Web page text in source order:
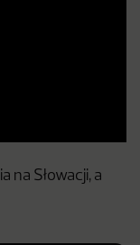
na Słowacji, a